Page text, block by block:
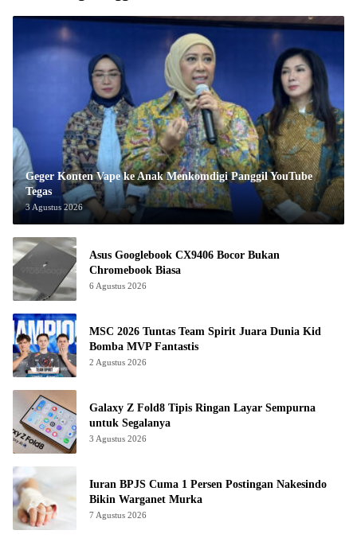
Geger Konten Vape ke Anak Menkomdigi Panggil YouTube
Tegas
3 Agustus 2026
Asus Googlebook CX9406 Bocor Bukan
Chromebook Biasa
6 Agustus 2026
MSC 2026 Tuntas Team Spirit Juara Dunia Kid
Bomba MVP Fantastis
2 Agustus 2026
Galaxy Z Fold8 Tipis Ringan Layar Sempurna
untuk Segalanya
3 Agustus 2026
Iuran BPJS Cuma 1 Persen Postingan Nakesindo
Bikin Warganet Murka
7 Agustus 2026